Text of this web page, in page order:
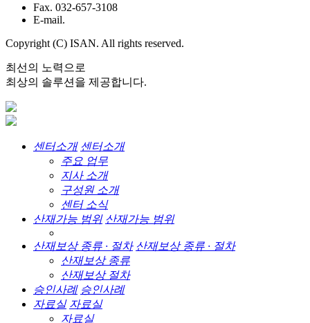
Fax. 032-657-3108
E-mail.
Copyright (C) ISAN. All rights reserved.
최선의 노력으로
최상의 솔루션을 제공합니다.
센터소개 센터소개
주요 업무
지사 소개
구성원 소개
센터 소식
산재가능 범위 산재가능 범위
산재보상 종류 · 절차 산재보상 종류 · 절차
산재보상 종류
산재보상 절차
승인사례 승인사례
자료실 자료실
자료실